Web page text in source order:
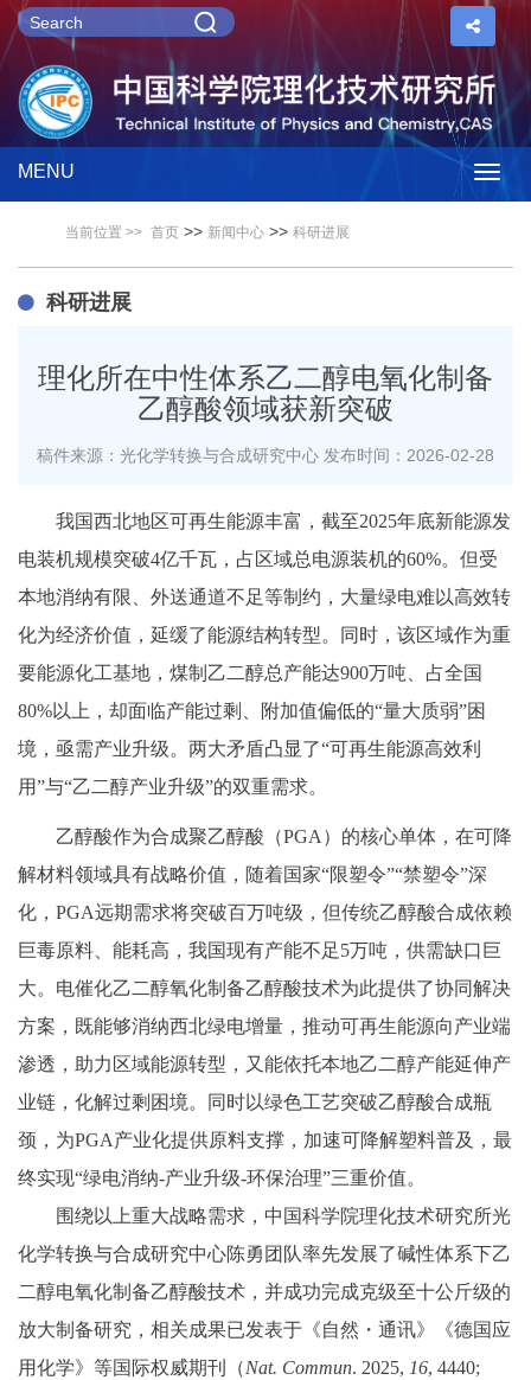
MENU
当前位置 >> 首页 >> 新闻中心 >> 科研进展
科研进展
理化所在中性体系乙二醇电氧化制备
乙醇酸领域获新突破
稿件来源：光化学转换与合成研究中心 发布时间：2026-02-28
我国西北地区可再生能源丰富，截至2025年底新能源发
电装机规模突破4亿千瓦，占区域总电源装机的60%。但受
本地消纳有限、外送通道不足等制约，大量绿电难以高效转
化为经济价值，延缓了能源结构转型。同时，该区域作为重
要能源化工基地，煤制乙二醇总产能达900万吨、占全国
80%以上，却面临产能过剩、附加值偏低的“量大质弱”困
境，亟需产业升级。两大矛盾凸显了“可再生能源高效利
用”与“乙二醇产业升级”的双重需求。
乙醇酸作为合成聚乙醇酸（PGA）的核心单体，在可降
解材料领域具有战略价值，随着国家“限塑令”“禁塑令”深
化，PGA远期需求将突破百万吨级，但传统乙醇酸合成依赖
巨毒原料、能耗高，我国现有产能不足5万吨，供需缺口巨
大。电催化乙二醇氧化制备乙醇酸技术为此提供了协同解决
方案，既能够消纳西北绿电增量，推动可再生能源向产业端
渗透，助力区域能源转型，又能依托本地乙二醇产能延伸产
业链，化解过剩困境。同时以绿色工艺突破乙醇酸合成瓶
颈，为PGA产业化提供原料支撑，加速可降解塑料普及，最
终实现“绿电消纳-产业升级-环保治理”三重价值。
围绕以上重大战略需求，中国科学院理化技术研究所光
化学转换与合成研究中心陈勇团队率先发展了碱性体系下乙
二醇电氧化制备乙醇酸技术，并成功完成克级至十公斤级的
放大制备研究，相关成果已发表于《自然・通讯》《德国应
用化学》等国际权威期刊（Nat. Commun. 2025, 16, 4440;